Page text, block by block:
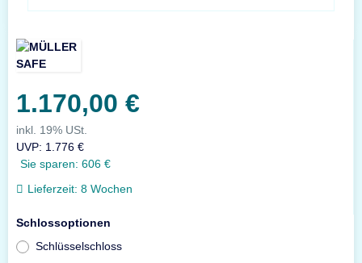
1.170,00 €
inkl. 19% USt.
UVP: 1.776 €
Sie sparen: 606 €
Lieferzeit: 8 Wochen
Schlossoptionen
Schlüsselschloss